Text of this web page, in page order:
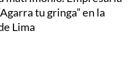
tu gringa” en la
Lima